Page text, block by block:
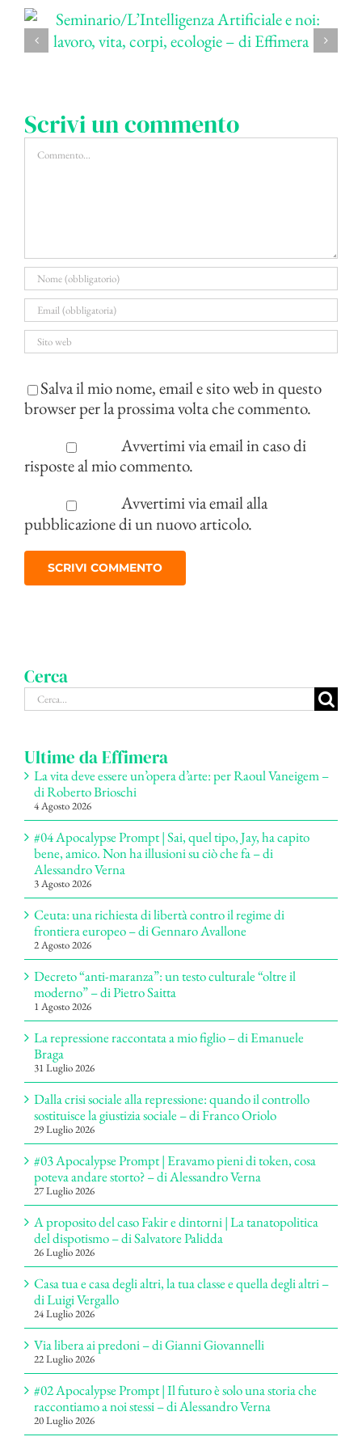
Scrivi un commento
Commento
Salva il mio nome, email e sito web in questo
browser per la prossima volta che commento.
Avvertimi via email in caso di
risposte al mio commento.
Avvertimi via email alla
pubblicazione di un nuovo articolo.
Cerca
Cerca
per:
Ultime da Effimera
La vita deve essere un’opera d’arte: per Raoul Vaneigem –
di Roberto Brioschi
4 Agosto 2026
#04 Apocalypse Prompt | Sai, quel tipo, Jay, ha capito
bene, amico. Non ha illusioni su ciò che fa – di
Alessandro Verna
3 Agosto 2026
Ceuta: una richiesta di libertà contro il regime di
frontiera europeo – di Gennaro Avallone
2 Agosto 2026
Decreto “anti-maranza”: un testo culturale “oltre il
moderno” – di Pietro Saitta
1 Agosto 2026
La repressione raccontata a mio figlio – di Emanuele
Braga
31 Luglio 2026
Dalla crisi sociale alla repressione: quando il controllo
sostituisce la giustizia sociale – di Franco Oriolo
29 Luglio 2026
#03 Apocalypse Prompt | Eravamo pieni di token, cosa
poteva andare storto? – di Alessandro Verna
27 Luglio 2026
A proposito del caso Fakir e dintorni | La tanatopolitica
del dispotismo – di Salvatore Palidda
26 Luglio 2026
Casa tua e casa degli altri, la tua classe e quella degli altri –
di Luigi Vergallo
24 Luglio 2026
Via libera ai predoni – di Gianni Giovannelli
22 Luglio 2026
#02 Apocalypse Prompt | Il futuro è solo una storia che
raccontiamo a noi stessi – di Alessandro Verna
20 Luglio 2026